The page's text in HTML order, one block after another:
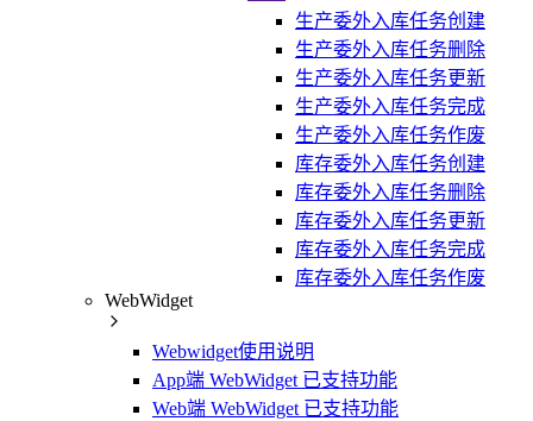
生产委外入库任务创建
生产委外入库任务删除
生产委外入库任务更新
生产委外入库任务完成
生产委外入库任务作废
库存委外入库任务创建
库存委外入库任务删除
库存委外入库任务更新
库存委外入库任务完成
库存委外入库任务作废
WebWidget
Webwidget使用说明
App端 WebWidget 已支持功能
Web端 WebWidget 已支持功能